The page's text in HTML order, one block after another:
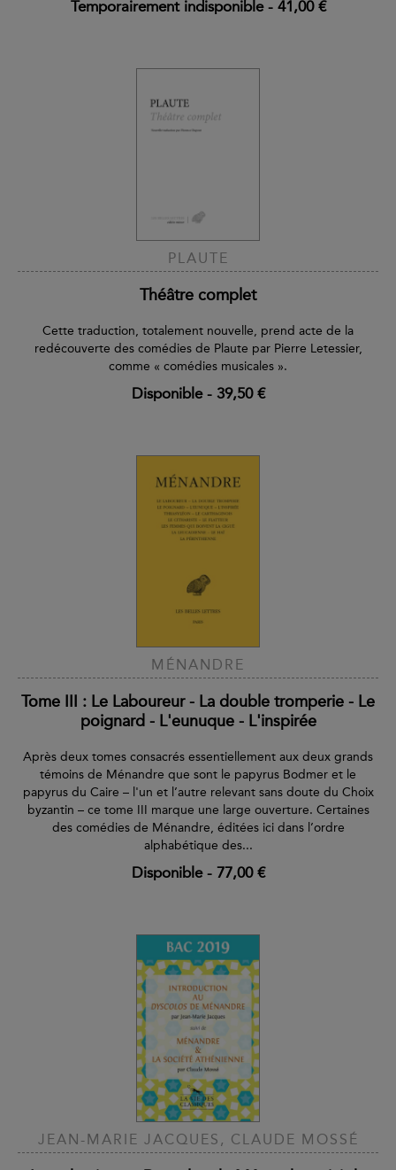
Temporairement indisponible- 41,00 €
PLAUTE
Théâtre complet
Cette traduction, totalement nouvelle, prend acte de la
redécouverte des comédies de Plaute par Pierre Letessier,
comme « comédies musicales ».
Disponible- 39,50 €
MÉNANDRE
Tome III : Le Laboureur - La double tromperie - Le
poignard - L'eunuque - L'inspirée
Après deux tomes consacrés essentiellement aux deux grands
témoins de Ménandre que sont le papyrus Bodmer et le
papyrus du Caire – l'un et l’autre relevant sans doute du Choix
byzantin – ce tome III marque une large ouverture. Certaines
des comédies de Ménandre, éditées ici dans l’ordre
alphabétique des...
Disponible- 77,00 €
JEAN-MARIE JACQUES, CLAUDE MOSSÉ